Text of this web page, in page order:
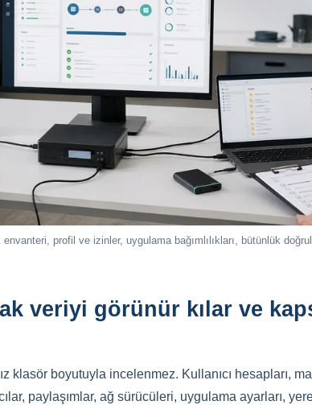
profil ve izinler, uygulama bağımlılıkları, bütünlük
veriyi görünür kılar ve
klasör boyutuyla incelenmez. Kullanıcı hesapları,
paylaşımlar, ağ sürücüleri, uygulama ayarları,